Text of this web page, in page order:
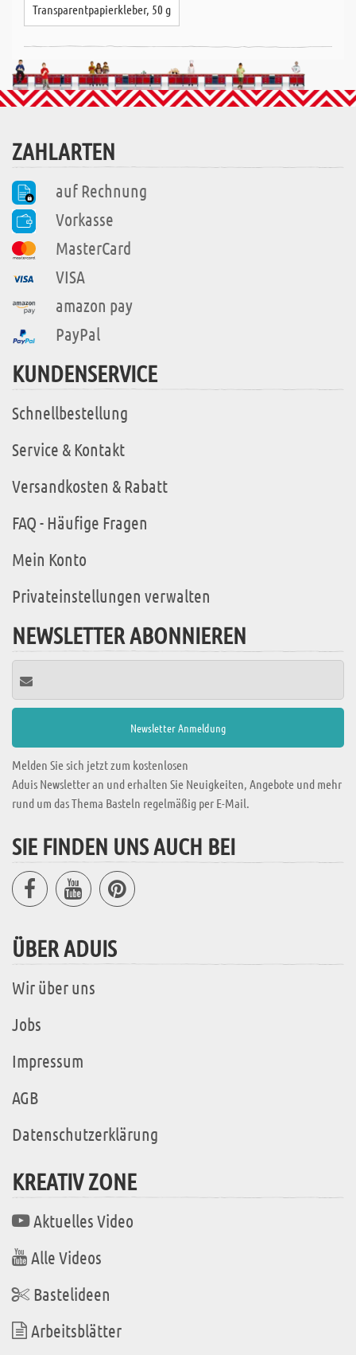
Transparentpapierkleber, 50 g
ZAHLARTEN
auf Rechnung
Vorkasse
MasterCard
VISA
amazon pay
PayPal
KUNDENSERVICE
Schnellbestellung
Service & Kontakt
Versandkosten & Rabatt
FAQ - Häufige Fragen
Mein Konto
Privateinstellungen verwalten
NEWSLETTER ABONNIEREN
Melden Sie sich jetzt zum kostenlosen
Aduis Newsletter an und erhalten Sie Neuigkeiten, Angebote und mehr
rund um das Thema Basteln regelmäßig per E-Mail.
SIE FINDEN UNS AUCH BEI
ÜBER ADUIS
Wir über uns
Jobs
Impressum
AGB
Datenschutzerklärung
KREATIV ZONE
Aktuelles Video
Alle Videos
Bastelideen
Arbeitsblätter